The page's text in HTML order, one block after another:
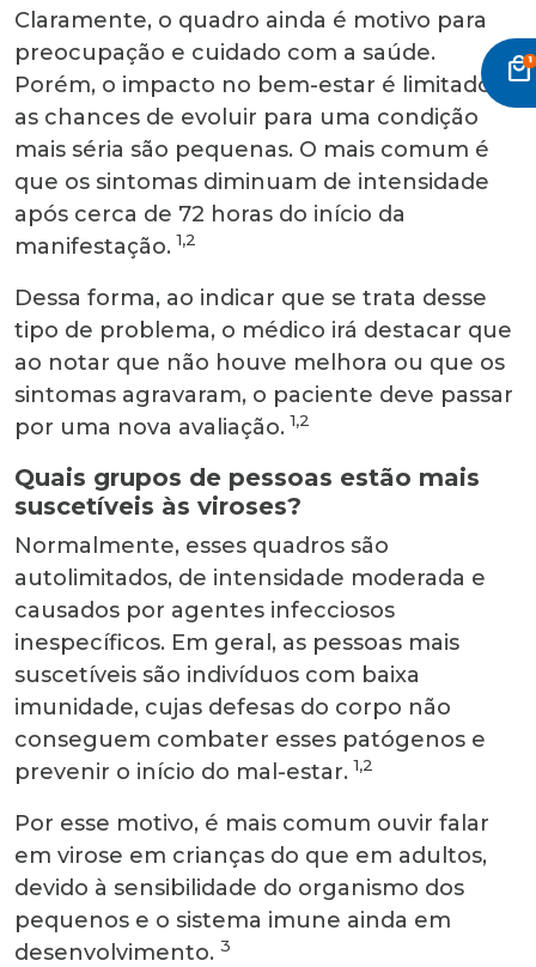
local_mall
Claramente, o quadro ainda é motivo para
preocupação e cuidado com a saúde.
Porém, o impacto no bem-estar é limitado e
as chances de evoluir para uma condição
mais séria são pequenas. O mais comum é
que os sintomas diminuam de intensidade
após cerca de 72 horas do início da
manifestação. 1,2
Dessa forma, ao indicar que se trata desse
tipo de problema, o médico irá destacar que
ao notar que não houve melhora ou que os
sintomas agravaram, o paciente deve passar
por uma nova avaliação. 1,2
Quais grupos de pessoas estão mais
suscetíveis às viroses?
Normalmente, esses quadros são
autolimitados, de intensidade moderada e
causados por agentes infecciosos
inespecíficos. Em geral, as pessoas mais
suscetíveis são indivíduos com baixa
imunidade, cujas defesas do corpo não
conseguem combater esses patógenos e
prevenir o início do mal-estar. 1,2
Por esse motivo, é mais comum ouvir falar
em virose em crianças do que em adultos,
devido à sensibilidade do organismo dos
pequenos e o sistema imune ainda em
desenvolvimento. 3